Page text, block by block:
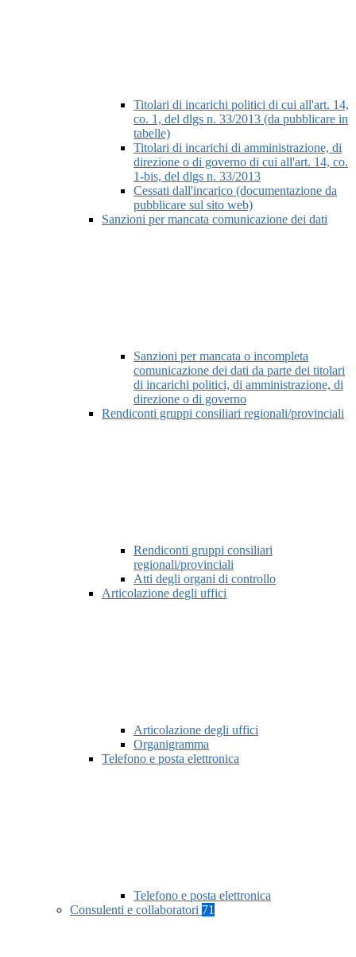
Titolari di incarichi politici di cui all'art. 14,
co. 1, del dlgs n. 33/2013 (da pubblicare in
tabelle)
Titolari di incarichi di amministrazione, di
direzione o di governo di cui all'art. 14, co.
1-bis, del dlgs n. 33/2013
Cessati dall'incarico (documentazione da
pubblicare sul sito web)
Sanzioni per mancata comunicazione dei dati
Sanzioni per mancata o incompleta
comunicazione dei dati da parte dei titolari
di incarichi politici, di amministrazione, di
direzione o di governo
Rendiconti gruppi consiliari regionali/provinciali
Rendiconti gruppi consiliari
regionali/provinciali
Atti degli organi di controllo
Articolazione degli uffici
Articolazione degli uffici
Organigramma
Telefono e posta elettronica
Telefono e posta elettronica
Consulenti e collaboratori 71